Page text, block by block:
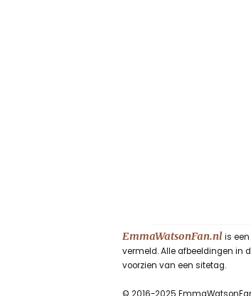
EmmaWatsonFan.nl is
vermeld. Alle afbeeldingen in
voorzien van een sitetag.
© 2016-2025